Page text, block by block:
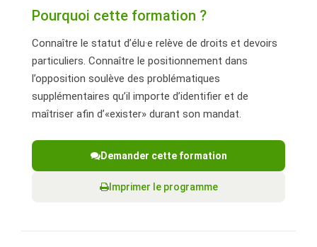
Pourquoi cette formation ?
Connaître le statut d’élu·e relève de droits et devoirs
particuliers. Connaître le positionnement dans
l’opposition soulève des problématiques
supplémentaires qu’il importe d’identifier et de
maîtriser afin d’«exister» durant son mandat.
Demander cette formation
Imprimer le programme